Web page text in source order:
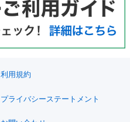
利用規約
プライバシーステートメント